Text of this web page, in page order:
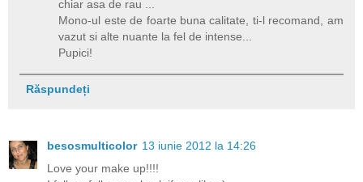
chiar asa de rau ...
Mono-ul este de foarte buna calitate, ti-l recomand, am
vazut si alte nuante la fel de intense...
Pupici!
Răspundeți
besosmulticolor 13 iunie 2012 la 14:26
Love your make up!!!!